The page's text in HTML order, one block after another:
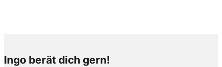
Ingo berät dich gern!